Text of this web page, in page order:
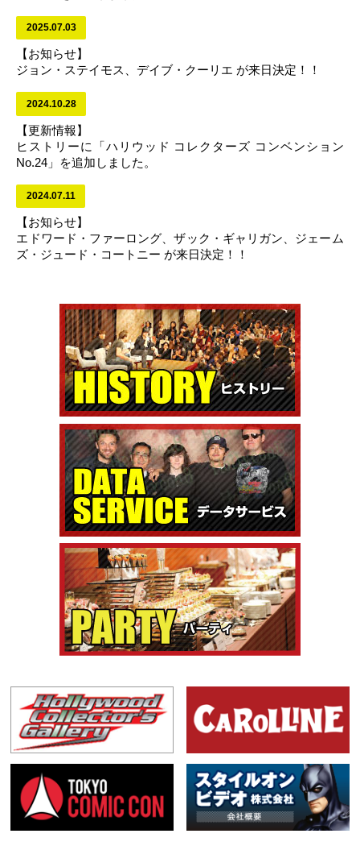
2025.07.03
【お知らせ】
ジョン・ステイモス、デイブ・クーリエ が来日決定！！
2024.10.28
【更新情報】
ヒストリーに「ハリウッド コレクターズ コンベンション
No.24」を追加しました。
2024.07.11
【お知らせ】
エドワード・ファーロング、ザック・ギャリガン、ジェーム
ズ・ジュード・コートニー が来日決定！！